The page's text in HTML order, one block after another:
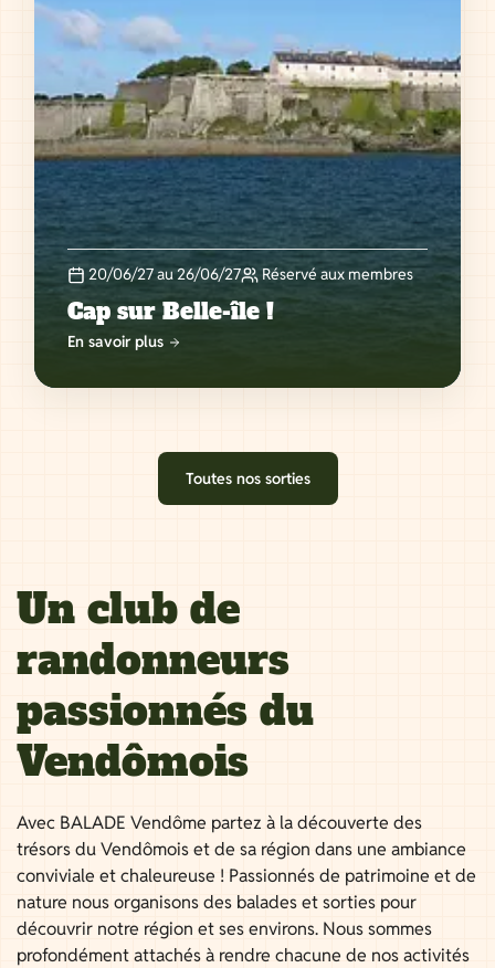
20/06/27 au 26/06/27 Réservé aux membres
Cap sur Belle-île !
En savoir plus
Toutes nos sorties
Un club de
randonneurs
passionnés du
Vendômois
Avec BALADE Vendôme partez à la découverte des
trésors du Vendômois et de sa région dans une ambiance
conviviale et chaleureuse ! Passionnés de patrimoine et de
nature nous organisons des balades et sorties pour
découvrir notre région et ses environs. Nous sommes
profondément attachés à rendre chacune de nos activités